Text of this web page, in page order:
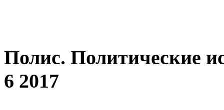
Полис. Политические
6 2017